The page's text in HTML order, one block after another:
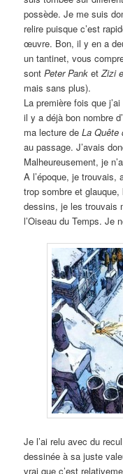
possède. Je me suis
relire puisque c’est
œuvre. Bon, il y en a
un tantinet, vous
sontPeter Pank etZizi
mais sans plus).
La première fois que
il y a déjà bon nombre
ma lecture deLa Quête
au passage. J’avais
Malheureusement, je
A l’époque, je trouvais,
trop sombre et
dessins, je les trouvais
l’Oiseau du Temps. Je
Je l’ai relu avec du
dessinée à sa juste
vrai que c’est